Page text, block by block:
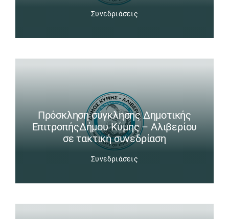
Συνεδριάσεις
Πρόσκληση σύγκλησης Δημοτικής
ΕπιτροπήςΔήμου Κύμης – Αλιβερίου
σε τακτική συνεδρίαση
Συνεδριάσεις